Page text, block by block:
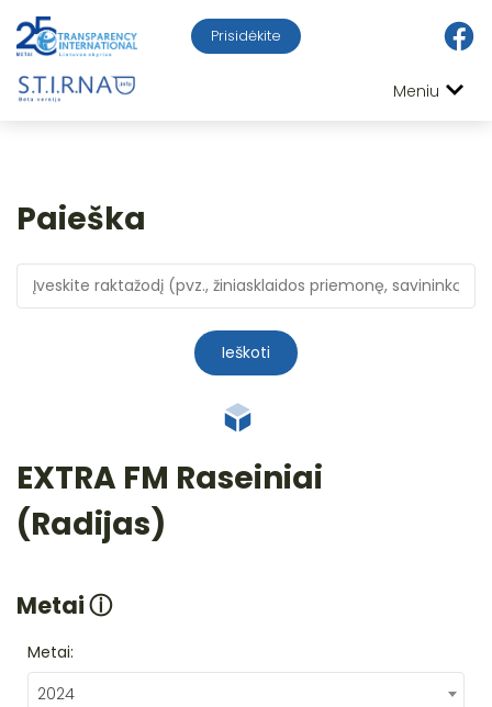
Prisidėkite
Meniu
Paieška
Ieškoti
EXTRA FM Raseiniai
(Radijas)
Metaiⓘ
Metai:
2024